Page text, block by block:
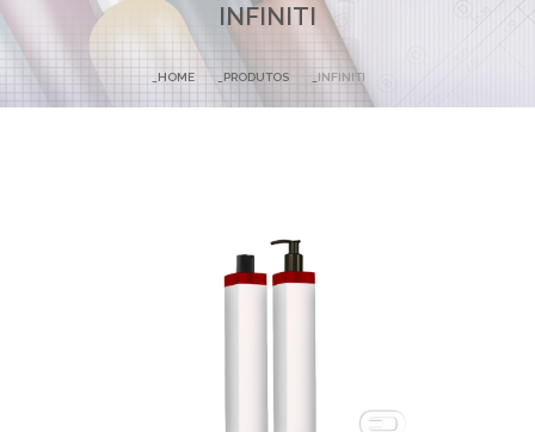
INFINITI
HOME PRODUTOS INFINITI